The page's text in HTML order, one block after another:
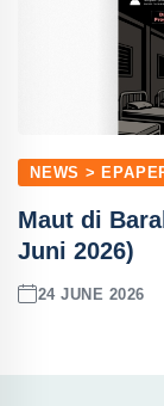
NEWS >
Maut di
Juni 2026)
24 JUNE 2026